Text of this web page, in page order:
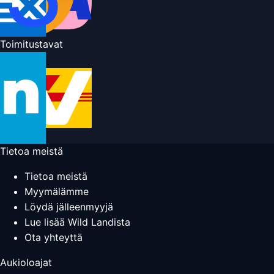
Toimitustavat
Tietoa meistä
Tietoa meistä
Myymälämme
Löydä jälleenmyyjä
Lue lisää Wild Landista
Ota yhteyttä
Aukioloajat